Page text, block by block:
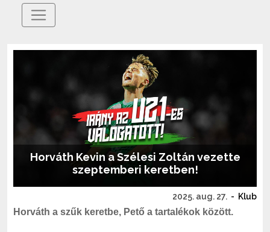
Horváth Kevin a Szélesi Zoltán vezette
szeptemberi keretben!
2025. aug. 27. - Klub
Horváth a szűk keretbe, Pető a tartalékok között.